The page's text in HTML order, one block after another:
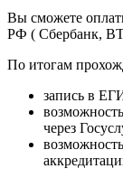
Вы сможете
РФ ( Сбербанк,
По итогам
запись в
через